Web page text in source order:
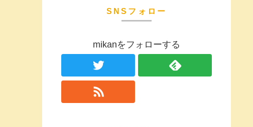
SNSフォロー
mikanをフォローする